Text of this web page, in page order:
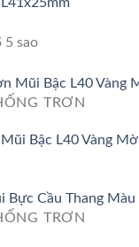
5 sao
TRƠN
Bậc L40 Vàng Mờ
TRƠN